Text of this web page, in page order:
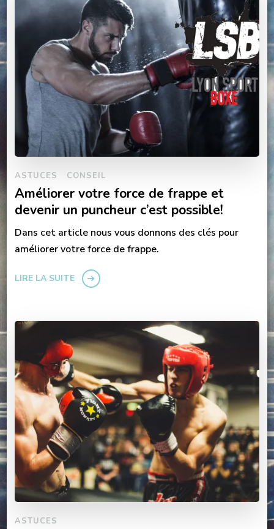
ASTUCES CONSEIL
Améliorer votre force de frappe et
devenir un puncheur c’est possible!
Dans cet article nous vous donnons des clés pour
améliorer votre force de frappe.
LIRE LA SUITE
ASTUCES